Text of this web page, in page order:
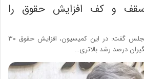
سقف و کف افزایش حقوق را
سخنگوی کمیسیون تلفیق مجلس گفت‌: در این کمیسیون‌، افزایش حقوق ۳۰
درصد رشد بالاتری…